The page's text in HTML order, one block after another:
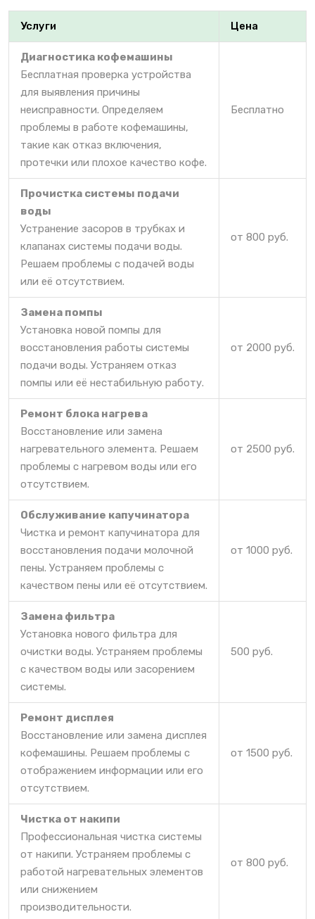
Услуги Цена
Диагностика кофемашины
Бесплатная проверка устройства
для выявления причины
неисправности. Определяем
проблемы в работе кофемашины,
такие как отказ включения,
протечки или плохое качество кофе.
Бесплатно
Прочистка системы подачи
воды
Устранение засоров в трубках и
клапанах системы подачи воды.
Решаем проблемы с подачей воды
или её отсутствием.
от 800 руб.
Замена помпы
Установка новой помпы для
восстановления работы системы
подачи воды. Устраняем отказ
помпы или её нестабильную работу.
от 2000 руб.
Ремонт блока нагрева
Восстановление или замена
нагревательного элемента. Решаем
проблемы с нагревом воды или его
отсутствием.
от 2500 руб.
Обслуживание капучинатора
Чистка и ремонт капучинатора для
восстановления подачи молочной
пены. Устраняем проблемы с
качеством пены или её отсутствием.
от 1000 руб.
Замена фильтра
Установка нового фильтра для
очистки воды. Устраняем проблемы
с качеством воды или засорением
системы.
500 руб.
Ремонт дисплея
Восстановление или замена дисплея
кофемашины. Решаем проблемы с
отображением информации или его
отсутствием.
от 1500 руб.
Чистка от накипи
Профессиональная чистка системы
от накипи. Устраняем проблемы с
работой нагревательных элементов
или снижением
производительности.
от 800 руб.